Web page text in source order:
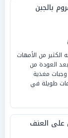
بالجبن
الكثير من الأمهات
بعد العودة من
مغذية
طويلة في
العنف